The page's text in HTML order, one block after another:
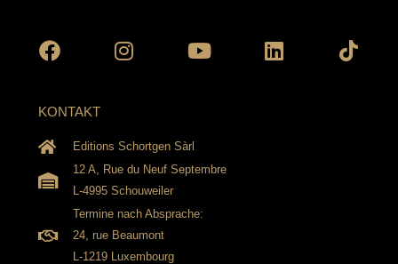
KONTAKT
Editions Schortgen Sàrl
12 A, Rue du Neuf Septembre
L-4995 Schouweiler
Termine nach Absprache:
24, rue Beaumont
L-1219 Luxembourg